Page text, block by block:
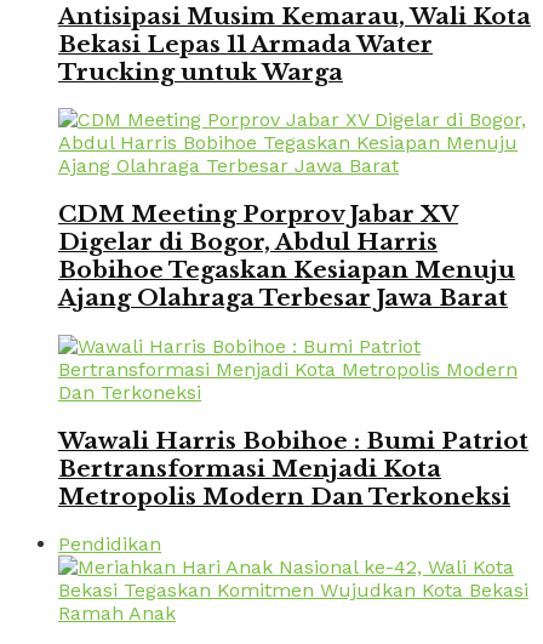
Antisipasi Musim Kemarau, Wali Kota
Bekasi Lepas 11 Armada Water
Trucking untuk Warga
CDM Meeting Porprov Jabar XV
Digelar di Bogor, Abdul Harris
Bobihoe Tegaskan Kesiapan Menuju
Ajang Olahraga Terbesar Jawa Barat
Wawali Harris Bobihoe : Bumi Patriot
Bertransformasi Menjadi Kota
Metropolis Modern Dan Terkoneksi
Pendidikan